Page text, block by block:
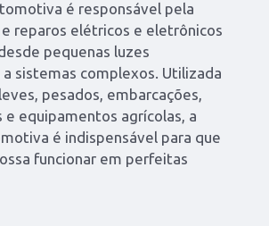
é responsável pela
reparos elétricos e eletrônicos
pequenas luzes
sistemas complexos. Utilizada
pesados, embarcações,
equipamentos agrícolas, a
é indispensável para que
funcionar em perfeitas